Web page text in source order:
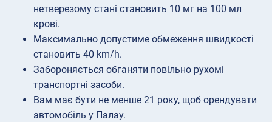
нетверезому стані становить 10 мг на 100 мл
крові.
Максимально допустиме обмеження швидкості
становить 40 km/h.
Забороняється обганяти повільно рухомі
транспортні засоби.
Вам має бути не менше 21 року, щоб орендувати
автомобіль у Палау.